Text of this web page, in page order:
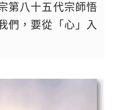
第八十五代宗師悟
們，要從「心」入